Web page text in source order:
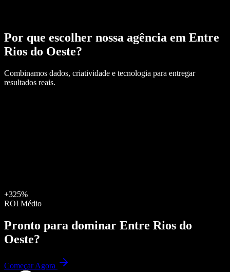
Por que escolher nossa agência em Entre
Rios do Oeste?
Combinamos dados, criatividade e tecnologia para entregar
resultados reais.
+325%
ROI Médio
Pronto para dominar Entre Rios do
Oeste?
Começar Agora